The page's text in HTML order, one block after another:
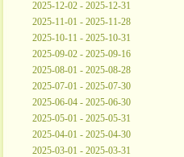
2025-12-02 - 2025-12-31
2025-11-01 - 2025-11-28
2025-10-11 - 2025-10-31
2025-09-02 - 2025-09-16
2025-08-01 - 2025-08-28
2025-07-01 - 2025-07-30
2025-06-04 - 2025-06-30
2025-05-01 - 2025-05-31
2025-04-01 - 2025-04-30
2025-03-01 - 2025-03-31